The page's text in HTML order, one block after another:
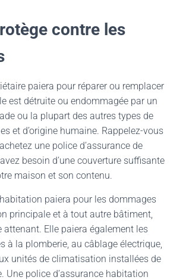
contre les
paiera pour réparer ou remplacer
est détruite ou endommagée par un
ou la plupart des autres types de
et d’origine humaine. Rappelez-vous
une police d’assurance de
besoin d’une couverture suffisante
maison et son contenu.
paiera pour les dommages
principale et à tout autre bâtiment,
attenant. Elle paiera également les
à la plomberie, au câblage électrique,
unités de climatisation installées de
Une police d’assurance habitation